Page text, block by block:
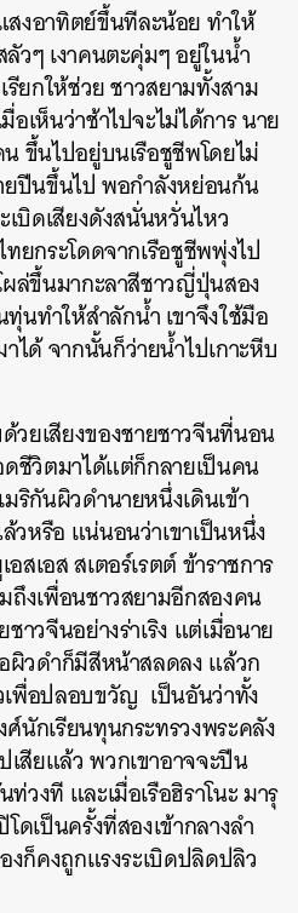
สงอาทิตย์ขึ้นทีละน้อย ทำให้
วๆ เงาคนตะคุ่มๆ อยู่ในน้ำ
รียกให้ช่วย ชาวสยามทั้งสาม
เห็นว่าช้าไปจะไม่ได้การ นาย
ขึ้นไปอยู่บนเรือชูชีพโดยไม่
ยปีนขึ้นไป พอกำลังหย่อนก้น
เบิดเสียงดังสนั่นหวั่นไหว
ยกระโดดจากเรือชูชีพพุ่งไป
ล่ขึ้นมากะลาสีชาวญี่ปุ่นสอง
นทำให้สำลักน้ำ เขาจึงใช้มือ
ด้ จากนั้นก็ว่ายน้ำไปเกาะหีบ
วยเสียงของชายชาวจีนที่นอน
ชีวิตมาได้แต่ก็กลายเป็นคน
ริกันผิวดำนายหนึ่งเดินเข้า
หรือ แน่นอนว่าเขาเป็นหนึ่ง
สเอส สเตอร์เรตต์ ข้าราชการ
ถึงเพื่อนชาวสยามอีกสองคน
าวจีนอย่างร่าเริง แต่เมื่อนาย
ผิวดำก็มีสีหน้าสลดลง แล้วก
พื่อปลอบขวัญ เป็นอันว่าทั้ง
นักเรียนทุนกระทรวงพระคลัง
สียแล้ว พวกเขาอาจจะปีน
วงที และเมื่อเรือฮิราโนะ มารุ
ดเป็นครั้งที่สองเข้ากลางลำ
งก็คงถูกแรงระเบิดปลิดปลิว